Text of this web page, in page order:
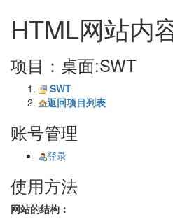
HTML网站内
项目：桌面:SWT
SWT
返回项目列表
账号管理
登录
使用方法
网站的结构：